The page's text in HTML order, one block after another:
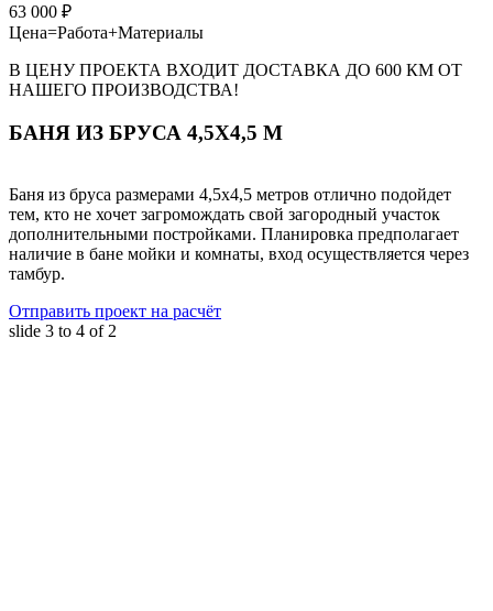
63 000 ₽
Цена=Работа+Материалы
В ЦЕНУ ПРОЕКТА ВХОДИТ ДОСТАВКА ДО 600 КМ ОТ
НАШЕГО ПРОИЗВОДСТВА!
БАНЯ ИЗ БРУСА 4,5Х4,5 М
Баня из бруса размерами 4,5х4,5 метров отлично подойдет
тем, кто не хочет загромождать свой загородный участок
дополнительными постройками. Планировка предполагает
наличие в бане мойки и комнаты, вход осуществляется через
тамбур.
Отправить проект на расчёт
slide 3 to 4 of 2